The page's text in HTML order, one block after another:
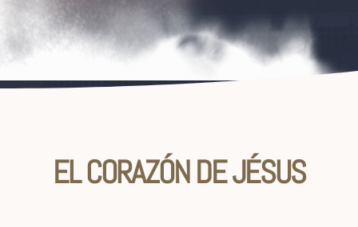
EL CORAZÓN DE JÉSUS